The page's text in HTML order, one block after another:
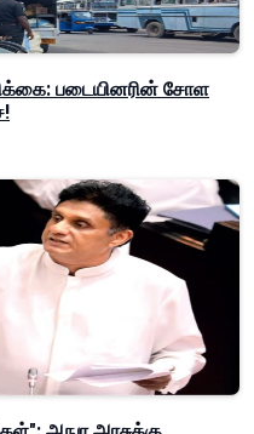
படையினரின் சோள